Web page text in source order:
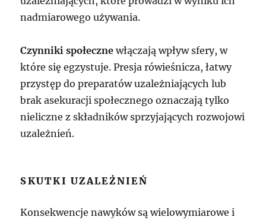
nadmiarowego używania.
Czynniki społeczne włączają wpływ sfery, w
które się egzystuje. Presja rówieśnicza, łatwy
przystęp do preparatów uzależniających lub
brak asekuracji społecznego oznaczają tylko
nieliczne z składników sprzyjających rozwojowi
uzależnień.
SKUTKI UZALEŻNIEŃ
Konsekwencje nawyków są wielowymiarowe i